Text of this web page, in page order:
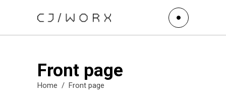
Front page
Home / Front page